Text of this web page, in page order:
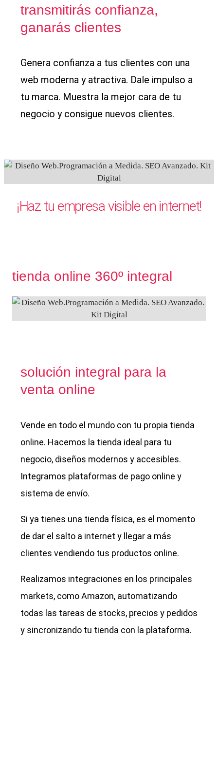
transmitirás confianza,
ganarás clientes
Genera confianza a tus clientes con una
web moderna y atractiva. Dale impulso a
tu marca. Muestra la mejor cara de tu
negocio y consigue nuevos clientes.
¡Haz tu empresa visible en internet!
tienda online 360º integral
solución integral para la
venta online
Vende en todo el mundo con tu propia tienda
online. Hacemos la tienda ideal para tu
negocio, diseños modernos y accesibles.
Integramos plataformas de pago online y
sistema de envío.
Si ya tienes una tienda física, es el momento
de dar el salto a internet y llegar a más
clientes vendiendo tus productos online.
Realizamos integraciones en los principales
markets, como Amazon, automatizando
todas las tareas de stocks, precios y pedidos
y sincronizando tu tienda con la plataforma.